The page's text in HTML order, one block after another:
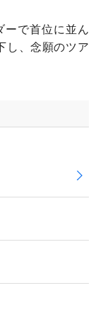
ーで首位に並ん
し、念願のツア